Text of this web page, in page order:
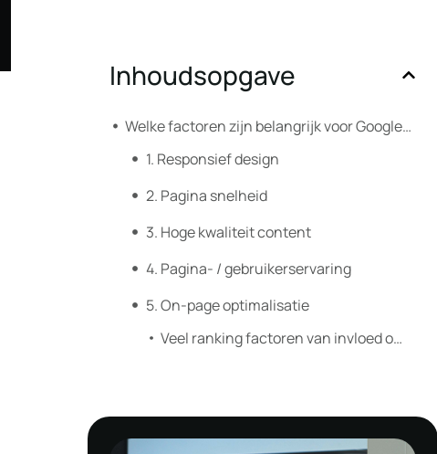
Inhoudsopgave
Welke factoren zijn belangrijk voor Google, jouw bezoekers en SEO?
1. Responsief design
2. Pagina snelheid
3. Hoge kwaliteit content
4. Pagina- / gebruikerservaring
5. On-page optimalisatie
Veel ranking factoren van invloed op SEO en jouw website, wij kunnen helpen!